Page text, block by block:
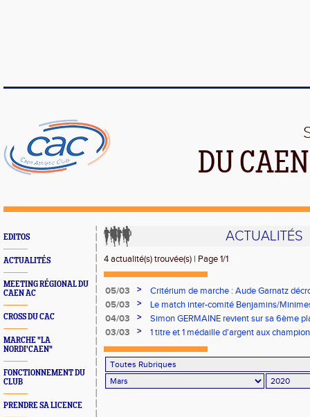
DU
EDITOS
ACTUALITÉS
MEETING RÉGIONAL DU
CAEN AC
CROSS DU CAC
MARCHE "LA
NORDI'CAEN"
FONCTIONNEMENT DU
CLUB
PRENDRE SA LICENCE
ACTUALITÉS
4 actualité(s) trouvée(s) | Page 1/1
05/03 >
Critérium de marche : Aude Garnatz
les championnats de France
05/03 >
Le match inter-comité Benjamins/
04/03
>
Simon GERMAINE revient sur sa 6ème
France Elite
03/03 >
1 titre et 1 médaille d'argent aux